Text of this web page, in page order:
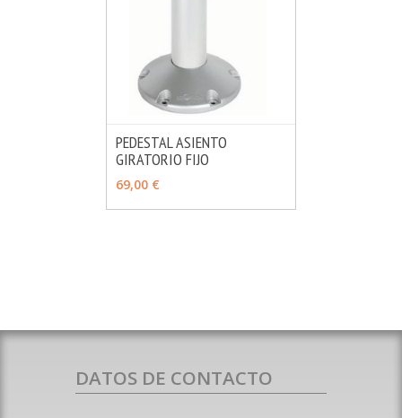
AÑADIR
PEDESTAL ASIENTO
GIRATORIO FIJO
69,00 €
DATOS DE CONTACTO